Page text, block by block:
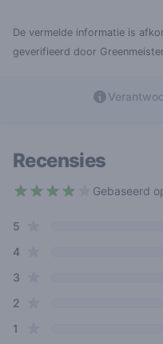
De vermelde informatie is
geverifieerd door
Recensies
Gebaseerd
Review data
5
4star reviews
3
2
1